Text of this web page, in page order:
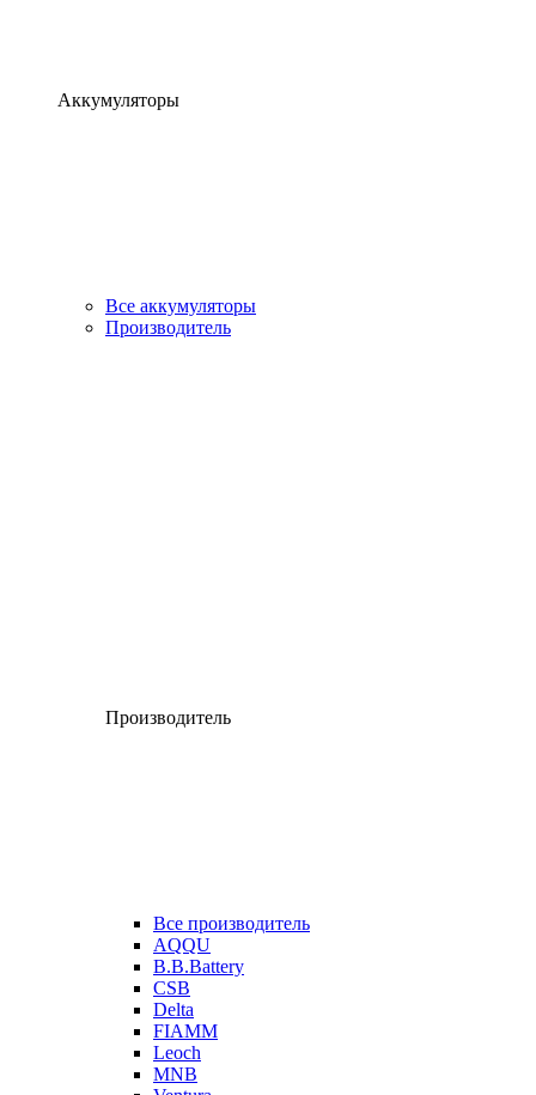
Аккумуляторы
Все аккумуляторы
Производитель
Производитель
Все производитель
AQQU
B.B.Battery
CSB
Delta
FIAMM
Leoch
MNB